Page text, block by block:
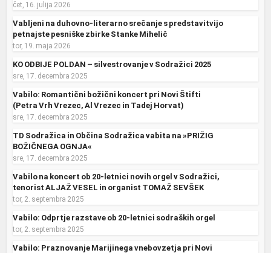
čet, 16. julija 2026
Vabljeni na duhovno-literarno srečanje s predstavitvijo
petnajste pesniške zbirke Stanke Mihelič
tor, 19. maja 2026
KO ODBIJE POLDAN – silvestrovanje v Sodražici 2025
sre, 17. decembra 2025
Vabilo: Romantični božični koncert pri Novi Štifti
(Petra Vrh Vrezec, Al Vrezec in Tadej Horvat)
sre, 17. decembra 2025
TD Sodražica in Občina Sodražica vabita na »PRIŽIG
BOŽIČNEGA OGNJA«
sre, 17. decembra 2025
Vabilo na koncert ob 20-letnici novih orgel v Sodražici,
tenorist ALJAŽ VESEL in organist TOMAŽ SEVŠEK
tor, 2. septembra 2025
Vabilo: Odprtje razstave ob 20-letnici sodraških orgel
tor, 2. septembra 2025
Vabilo: Praznovanje Marijinega vnebovzetja pri Novi